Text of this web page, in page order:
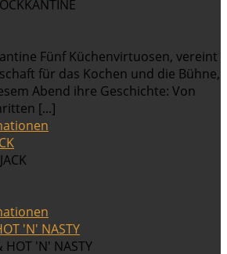
Fünf Küchenvirtuosen, vereint
für das Kochen und die Bühne,
Abend ihre Geschichte: Von
[...]
'N' NASTY